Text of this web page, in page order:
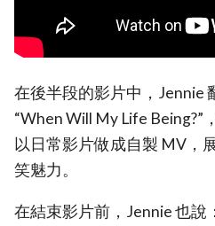
在後半段的影片中，Jennie
“When Will My Life Being?”
以日常影片做成自製 MV，
笑魅力。
在結束影片前，Jennie 也